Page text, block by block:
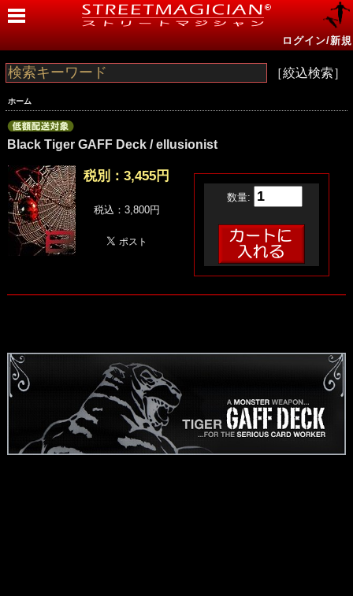
ログイン/新規
［絞込検索］
ホーム
Black Tiger GAFF Deck / ellusionist
税別： 3,455円
税込：3,800円
数量: